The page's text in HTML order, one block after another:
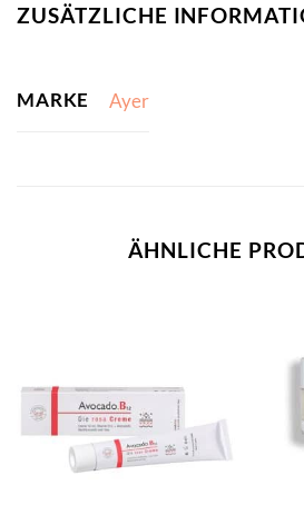
ZUSÄTZLICHE
MARKE Ayer
ÄHNLICHE